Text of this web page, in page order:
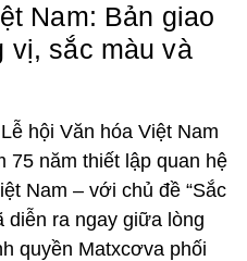
Nam: Bản giao
sắc màu và
hội Văn hóa Việt Nam
75 năm thiết lập quan hệ
Nam – với chủ đề “Sắc
diễn ra ngay giữa lòng
quyền Matxcơva phối